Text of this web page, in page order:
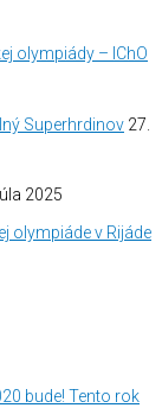
olympiády – IChO
Superhrdinov 27.
2025
olympiáde v Rijáde
bude! Tento rok